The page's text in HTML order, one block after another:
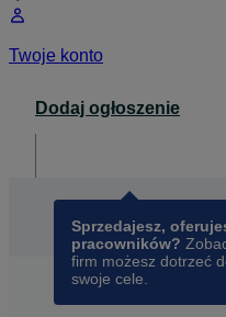
Twoje konto
Dodaj ogłoszenie
Sprzedajesz,
pracowników?
firm możesz dotrzeć
swoje cele.